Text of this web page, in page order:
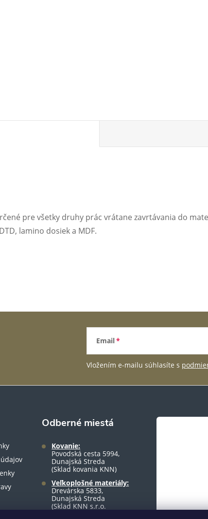
pre všetky druhy prác vrátane zavrtávania do
lamino dosiek a MDF.
Email
Vložením e-mailu súhlasíte s
Odberné miestá
Kovanie:
Povodská cesta 5994,
Dunajská Streda
(Sklad kovania KNN)
Veľkoplošné materiály:
Drevárska 5833,
Dunajská Streda
(Sklad KNN s.r.o.